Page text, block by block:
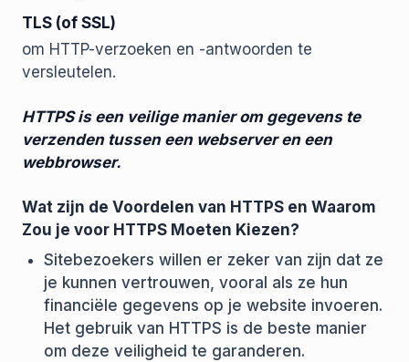
TLS (of SSL)
om HTTP-verzoeken en -antwoorden te
versleutelen.
HTTPS is een veilige manier om gegevens te
verzenden tussen een webserver en een
webbrowser.
Wat zijn de Voordelen van HTTPS en Waarom
Zou je voor HTTPS Moeten Kiezen?
Sitebezoekers willen er zeker van zijn dat ze
je kunnen vertrouwen, vooral als ze hun
financiële gegevens op je website invoeren.
Het gebruik van HTTPS is de beste manier
om deze veiligheid te garanderen.